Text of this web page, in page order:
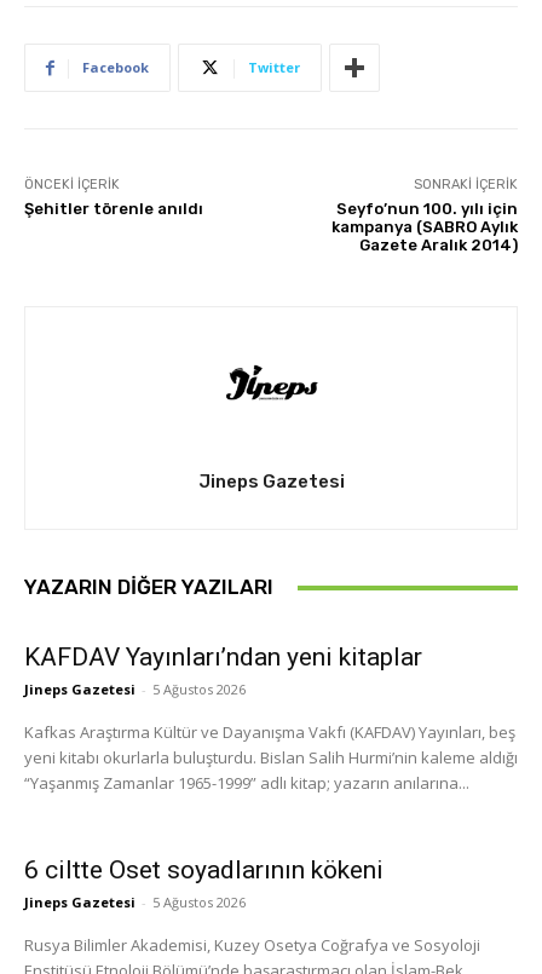
Facebook Twitter
ÖNCEKI İÇERIK
Şehitler törenle anıldı
SONRAKI İÇERIK
Seyfo’nun 100. yılı için
kampanya (SABRO Aylık
Gazete Aralık 2014)
Jineps Gazetesi
YAZARIN DIĞER YAZILARI
KAFDAV Yayınları’ndan yeni kitaplar
Jineps Gazetesi - 5 Ağustos 2026
Kafkas Araştırma Kültür ve Dayanışma Vakfı (KAFDAV) Yayınları, beş
yeni kitabı okurlarla buluşturdu. Bislan Salih Hurmi’nin kaleme aldığı
“Yaşanmış Zamanlar 1965-1999” adlı kitap; yazarın anılarına...
6 ciltte Oset soyadlarının kökeni
Jineps Gazetesi - 5 Ağustos 2026
Rusya Bilimler Akademisi, Kuzey Osetya Coğrafya ve Sosyoloji